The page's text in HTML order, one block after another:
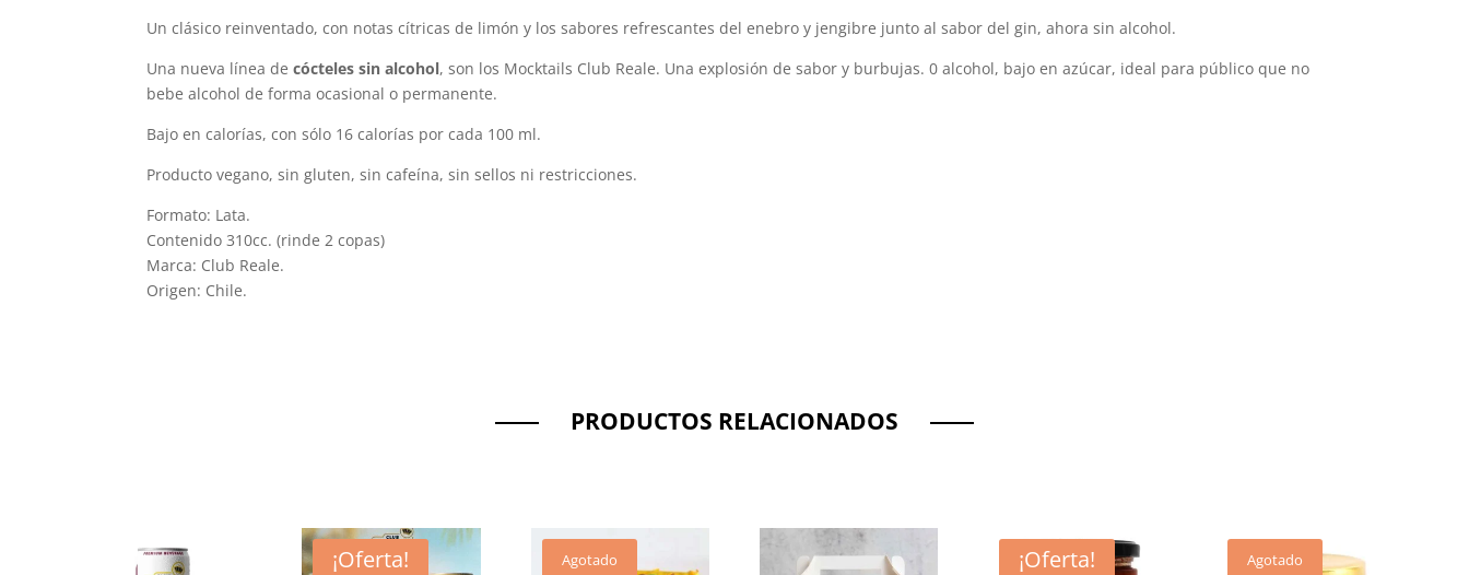
Un clásico reinventado, con notas cítricas de limón y los sabores refrescantes del enebro y jengibre junto al sabor del gin, ahora sin alcohol.
Una nueva línea decócteles sin alcohol, son los Mocktails Club Reale. Una explosión de sabor y burbujas. 0 alcohol, bajo en azúcar, ideal para público que no
bebe alcohol de forma ocasional o permanente.
Bajo en calorías, con sólo 16 calorías por cada 100 ml.
Producto vegano, sin gluten, sin cafeína, sin sellos ni restricciones.
Formato: Lata.
Contenido 310cc. (rinde 2 copas)
Marca: Club Reale.
Origen: Chile.
PRODUCTOS RELACIONADOS
¡Oferta! Agotado ¡Oferta! Agotado